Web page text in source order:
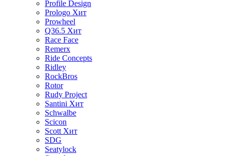
Profile Design
Prologo Хит
Prowheel
Q36.5 Хит
Race Face
Remerx
Ride Concepts
Ridley
RockBros
Rotor
Rudy Project
Santini Хит
Schwalbe
Scicon
Scott Хит
SDG
Seatylock